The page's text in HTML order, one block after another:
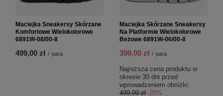
Maciejka Sneakersy Skórzane
Komfortowe Wielokolorowe
6891W-08/00-8
499,00 zł / para
Maciejka Skórzane Sneakersy
Na Platformie Wielokolorowe
Beżowe 6891W-06/00-8
399,00 zł / para
Najniższa cena produktu w
okresie 30 dni przed
wprowadzeniem obniżki:
499,00 zł -20%